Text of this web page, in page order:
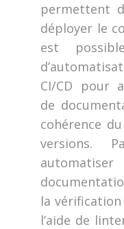
permettent
déployer le
est
CI/CD pour
de
cohérence
versions.
la
l’aide de